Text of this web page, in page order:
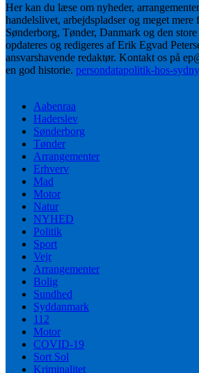
Her kan du læse om nyheder,
handelslivet, arbejdspladser og meget mere
Sønderborg, Tønder, Danmark og den
opdateres og redigeres af Erik Egvad
ansvarshavende redaktør. Kontakt os på
en god historie. persondatapolitik-hos-
Aabenraa
Haderslev
Sønderborg
Tønder
Arrangementer
Erhverv
Mad
Motor
Natur
NYHED
Politik
Sport
Vejr
Arrangementer
Bolig
Sundhed
Syddanmark
112
Motor
COVID-19
Sort Sol
Kriminalitet